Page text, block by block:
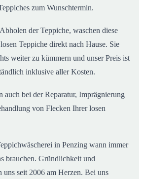
zum Wunschtermin.
der Teppiche, waschen diese
Teppiche direkt nach Hause. Sie
weiter zu kümmern und unser Preis ist
inklusive aller Kosten.
auch bei der Reparatur, Imprägnierung
von Flecken Ihrer losen
in Penzing wann immer
brauchen. Gründlichkeit und
uns seit 2006 am Herzen. Bei uns